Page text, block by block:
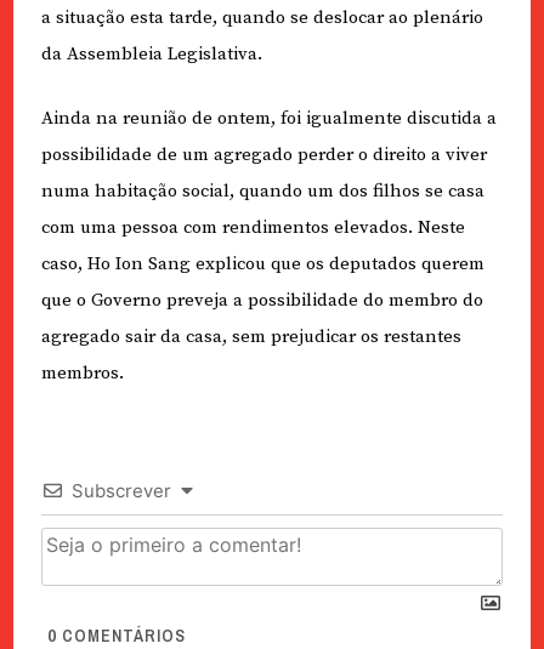
a situação esta tarde, quando se deslocar ao plenário
da Assembleia Legislativa.
Ainda na reunião de ontem, foi igualmente discutida a
possibilidade de um agregado perder o direito a viver
numa habitação social, quando um dos filhos se casa
com uma pessoa com rendimentos elevados. Neste
caso, Ho Ion Sang explicou que os deputados querem
que o Governo preveja a possibilidade do membro do
agregado sair da casa, sem prejudicar os restantes
membros.
Subscrever
0 COMENTÁRIOS